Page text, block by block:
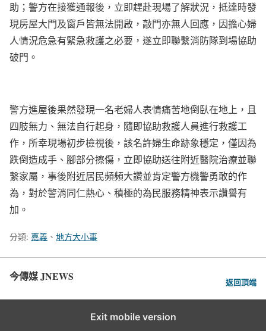
助；警方在接獲通報後，立即趕赴現場了解狀況，抵達時發
現房屋大門及窗戶皆無法開啟，敲門亦無人回應，因擔心婦
人情況危急有緊急救護之必要，遂立即聯繫消防隊到場協助
破門。
警方進屋後果然發現一名老婦人表情痛苦地倒臥在地上，且
四肢無力、無法自行起身，隨即協助救護人員進行救護工
作，所幸現場初步檢視後，該名許婦生命跡象穩定，僅因為
跌倒造成手、腳部分擦傷，立即協助送往附近醫院治療並聯
繫家屬，事後附近居民頻頻大讚並肯定警方機警勇敢的作
為，對於警消同仁熱心、積極的為民服務精神表示讚譽有
加。
分類: 嘉義 、 地方大小事
今傳媒 JNEWS 返回頂端
Exit mobile version